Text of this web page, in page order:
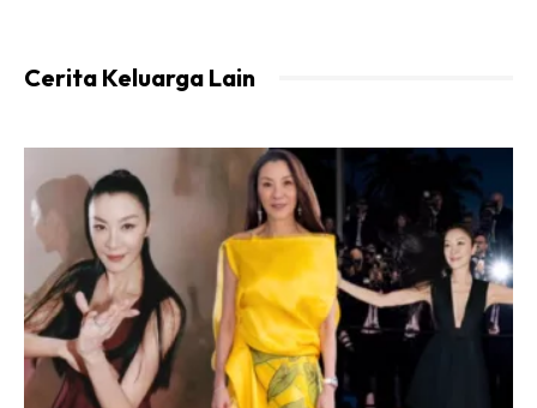
1. JANGAN PERNAH MENGEJOKKAN ANAK ANDA. Bagi
seorang lelaki, ejekan wanita selalu menjadi trauma,
ejekan ibu adalah trauma yang sangat mendalam. Tidak
kira anda mengejeknya kerana secara tidak sengaja
memakai seluarnya ke belakang atau mengaku cintanya
kepada gadis di sebelah.
2. SENTIASA JAWAB SEMUA SOALANNYA. Pada usia apa
Cerita Keluarga Lain